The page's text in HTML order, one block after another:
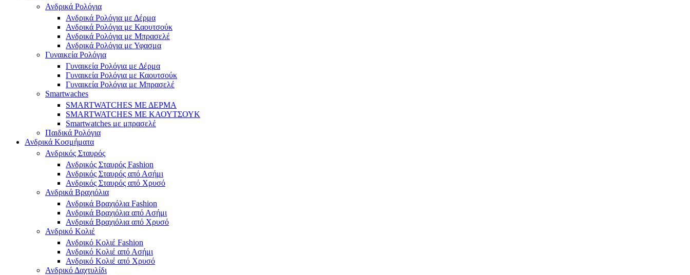
Ανδρικά Ρολόγια
Ανδρικά Ρολόγια με Δέρμα
Ανδρικά Ρολόγια με Καουτσούκ
Ανδρικά Ρολόγια με Μπρασελέ
Ανδρικά Ρολόγια με Υφασμα
Γυναικεία Ρολόγια
Γυναικεία Ρολόγια με Δέρμα
Γυναικεία Ρολόγια με Καουτσούκ
Γυναικεία Ρολόγια με Μπρασελέ
Smartwaches
SMARTWATCHES ΜΕ ΔΕΡΜΑ
SMARTWATCHES ΜΕ ΚΑΟΥΤΣΟΥΚ
Smartwatches με μπρασελέ
Παιδικά Ρολόγια
Ανδρικά Κοσμήματα
Ανδρικός Σταυρός
Ανδρικός Σταυρός Fashion
Ανδρικός Σταυρός από Ασήμι
Ανδρικός Σταυρός από Χρυσό
Ανδρικά Βραχιόλια
Ανδρικά Βραχιόλια Fashion
Ανδρικά Βραχιόλια από Ασήμι
Ανδρικά Βραχιόλια από Χρυσό
Ανδρικό Κολιέ
Ανδρικό Κολιέ Fashion
Ανδρικό Κολιέ από Ασήμι
Ανδρικό Κολιέ από Χρυσό
Ανδρικό Δαχτυλίδι